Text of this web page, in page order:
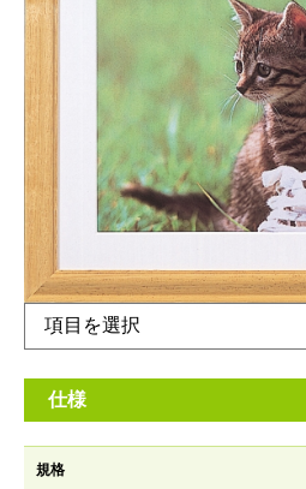
木製写真額縁（角型）
メーカー希望小売価格：
¥1,750 + 税
生産終了品
フォトマットにVカット台紙を使用し
仕様
規格